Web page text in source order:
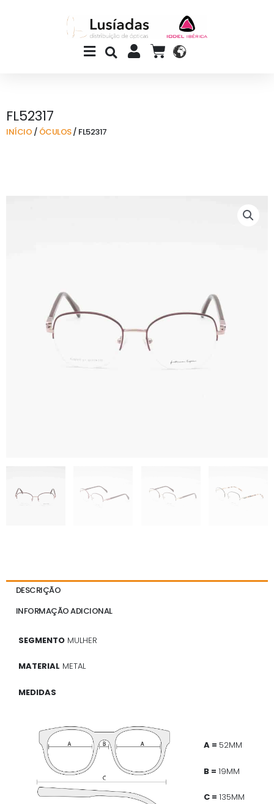
Main
Menu
CART
FL52317
INÍCIO / ÓCULOS/ FL52317
DESCRIÇÃO
INFORMAÇÃO ADICIONAL
SEGMENTO MULHER
MATERIAL METAL
MEDIDAS
A = 52MM
B = 19MM
C = 135MM